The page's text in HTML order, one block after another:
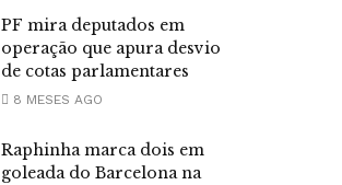
PF mira deputados em
operação que apura desvio
de cotas parlamentares
8 MESES AGO
Raphinha marca dois em
goleada do Barcelona na